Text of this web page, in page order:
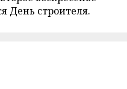
День строителя.